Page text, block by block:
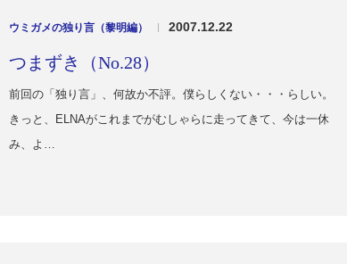
ウミガメの独り言（黎明編） | 2007.12.22
つまずき（No.28）
前回の「独り言」、何故か不評。僕らしくない・・・らしい。
きっと、ELNAがこれまでがむしゃらに走ってきて、今は一休
み、よ…